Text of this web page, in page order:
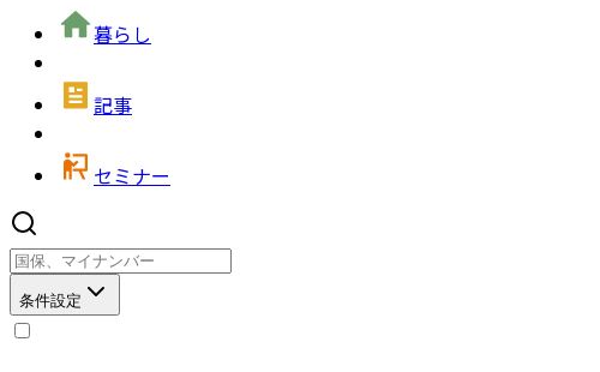
暮らし
記事
セミナー
条件設定